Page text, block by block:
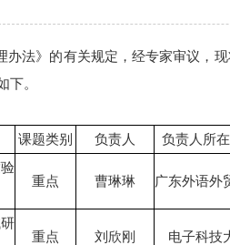
法》的有关规定，经专家审议，
下。
课题类别 负责人
负责人所
重点 曹琳琳 广东外语外
重点 刘欣刚 电子科技